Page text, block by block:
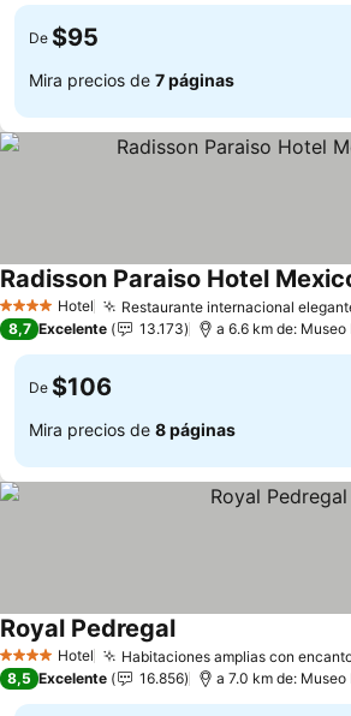
De $95
Mira precios de 7 páginas
4 EstrellasHotel Restaurante internacional
Radisson Paraiso Hotel
8,7 Excelente 13.173 a 6.6 km de: Museo
De $106
Mira precios de 8 páginas
4 EstrellasHotel Habitaciones amplias con
Royal PedregalVer precios
8,5 Excelente 16.856 a 7.0 km de: Museo